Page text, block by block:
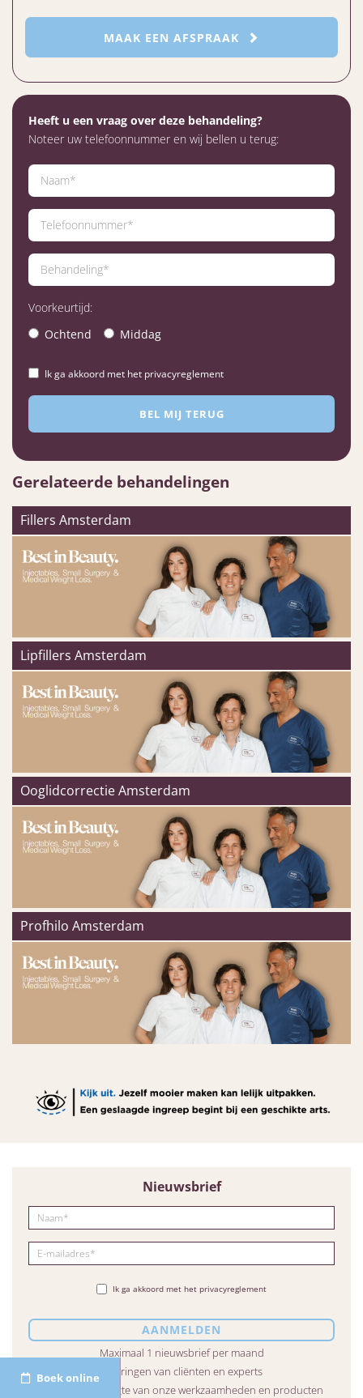
MAAK EEN AFSPRAAK
Heeft u een vraag over deze behandeling?
Noteer uw telefoonnummer en wij bellen u terug:
Voorkeurtijd:
Ochtend
Middag
Ik ga akkoord met het privacyreglement
Gerelateerde behandelingen
Fillers Amsterdam
Lipfillers Amsterdam
Ooglidcorrectie Amsterdam
Profhilo Amsterdam
Boek online
Nieuwsbrief
Ik ga akkoord met het privacyreglement
Maximaal 1 nieuwsbrief per maand
Ervaringen van cliënten en experts
Altijd op de hoogte van onze werkzaamheden en producten